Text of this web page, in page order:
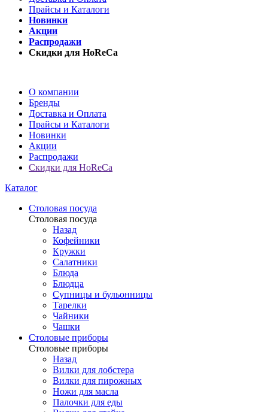
Прайсы и Каталоги
Новинки
Акции
Распродажи
Скидки для HoReCa
О компании
Бренды
Доставка и Оплата
Прайсы и Каталоги
Новинки
Акции
Распродажи
Скидки для HoReCa
Каталог
Столовая посуда
Столовая посуда
Назад
Кофейники
Кружки
Салатники
Блюда
Блюдца
Супницы и бульонницы
Тарелки
Чайники
Чашки
Cтоловые приборы
Cтоловые приборы
Назад
Вилки для лобстера
Вилки для пирожных
Ножи для масла
Палочки для еды